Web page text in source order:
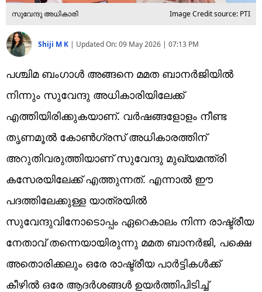
സുവേന്ദു അധികാരി Image Credit source: PTI
Shiji M K | Updated On:09 May 2026 | 07:13 PM
പശ്ചിമ ബംഗാള്‍ അങ്ങനെ മമത ബാനര്‍ജിയില്‍
നിന്നും സുവേന്ദു അധികാരിയിലേക്ക്
എത്തിയിരിക്കുകയാണ്. വര്‍ഷങ്ങളോളം നീണ്ട
തൃണമൂല്‍ കോണ്‍ഗ്രസ് അധികാരത്തിന്
അറുതിവരുത്തിയാണ് സുവേന്ദു മുഖ്യമന്ത്രി
കസേരയിലേക്ക് എത്തുന്നത്. എന്നാല്‍ ഈ
പദത്തിലേക്കുള്ള യാത്രയില്‍
സുവേന്ദുവിനോടൊപ്പം ഏറെകാലം നിന്ന രാഷ്ട്രീയ
നേതാവ് തന്നെയായിരുന്നു മമത ബാനര്‍ജി, പക്ഷെ
അതൊരിക്കലും ഒരേ രാഷ്ട്രീയ പാര്‍ട്ടികള്‍ക്ക്
കീഴില്‍ ഒരേ ആദര്‍ശങ്ങള്‍ ഉയര്‍ത്തിപിടിച്ച്